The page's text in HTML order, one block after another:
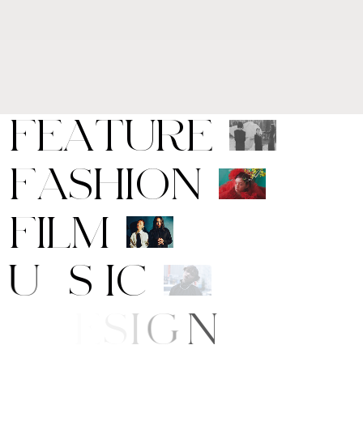
FEATURE
FASHION
FILM
M
US IC
DE SIG